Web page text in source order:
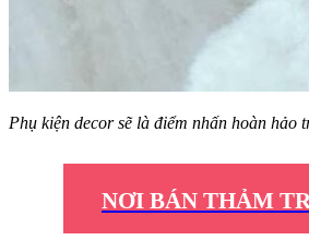
Phụ kiện decor sẽ là điểm nhấn hoàn
NƠI BÁN THẢM